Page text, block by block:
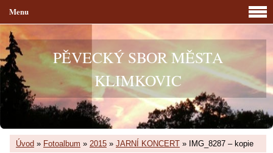
PĚVECKÝ SBOR MĚSTA
KLIMKOVIC
Úvod » Fotoalbum » 2015 » JARNÍ KONCERT » IMG_8287 – kopie
Menu